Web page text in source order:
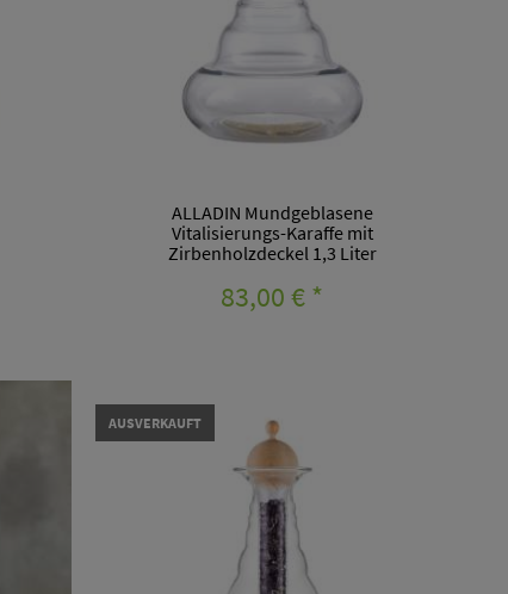
ALLADIN Mundgeblasene
Vitalisierungs-Karaffe mit
Zirbenholzdeckel 1,3 Liter
83,00 €*
AUSVERKAUFT